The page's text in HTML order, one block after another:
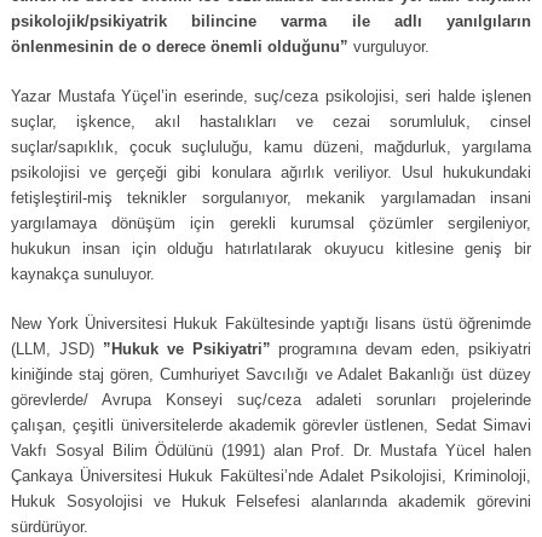
psikolojik/psikiyatrik bilincine varma ile adlı yanılgıların
önlenmesinin de o derece önemli olduğunu” vurguluyor.
Yazar Mustafa Yüçel’in eserinde, suç/ceza psikolojisi, seri halde işlenen
suçlar, işkence, akıl hastalıkları ve cezai sorumluluk, cinsel
suçlar/sapıklık, çocuk suçluluğu, kamu düzeni, mağdurluk, yargılama
psikolojisi ve gerçeği gibi konulara ağırlık veriliyor. Usul hukukundaki
fetişleştiril-miş teknikler sorgulanıyor, mekanik yargılamadan insani
yargılamaya dönüşüm için gerekli kurumsal çözümler sergileniyor,
hukukun insan için olduğu hatırlatılarak okuyucu kitlesine geniş bir
kaynakça sunuluyor.
New York Üniversitesi Hukuk Fakültesinde yaptığı lisans üstü öğrenimde
(LLM, JSD)”Hukuk ve Psikiyatri” programına devam eden, psikiyatri
kiniğinde staj gören, Cumhuriyet Savcılığı ve Adalet Bakanlığı üst düzey
görevlerde/ Avrupa Konseyi suç/ceza adaleti sorunları projelerinde
çalışan, çeşitli üniversitelerde akademik görevler üstlenen, Sedat Simavi
Vakfı Sosyal Bilim Ödülünü (1991) alan Prof. Dr. Mustafa Yücel halen
Çankaya Üniversitesi Hukuk Fakültesi’nde Adalet Psikolojisi, Kriminoloji,
Hukuk Sosyolojisi ve Hukuk Felsefesi alanlarında akademik görevini
sürdürüyor.